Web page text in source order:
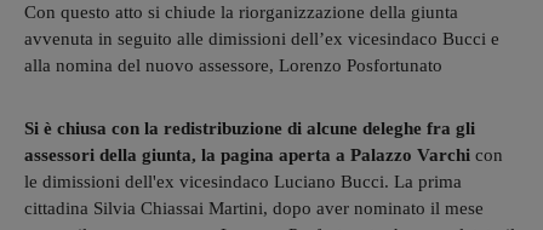
Con questo atto si chiude la riorganizzazione della giunta
avvenuta in seguito alle dimissioni dell’ex vicesindaco Bucci e
alla nomina del nuovo assessore, Lorenzo Posfortunato
Si è chiusa con la redistribuzione di alcune deleghe fra gli
assessori della giunta, la pagina aperta a Palazzo Varchi con
le dimissioni dell'ex vicesindaco Luciano Bucci. La prima
cittadina Silvia Chiassai Martini, dopo aver nominato il mese